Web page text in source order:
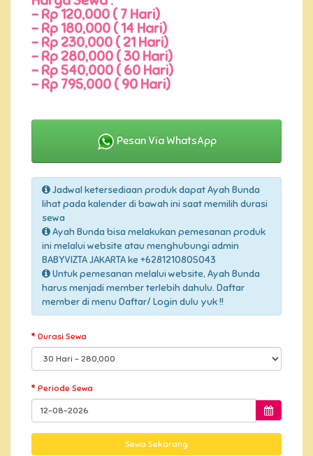
- Rp 120,000 ( 7 Hari)
- Rp 180,000 ( 14 Hari)
- Rp 230,000 ( 21 Hari)
- Rp 280,000 ( 30 Hari)
- Rp 540,000 ( 60 Hari)
- Rp 795,000 ( 90 Hari)
Pesan Via WhatsApp
Jadwal ketersediaan produk dapat Ayah Bunda
lihat pada kalender di bawah ini saat memilih durasi
sewa
Ayah Bunda bisa melakukan pemesanan produk
ini melalui website atau menghubungi admin
BABYVIZTA JAKARTA ke +6281210805043
Untuk pemesanan melalui website, Ayah Bunda
harus menjadi member terlebih dahulu. Daftar
member di menu Daftar/ Login dulu yuk !!
Durasi Sewa
Periode Sewa